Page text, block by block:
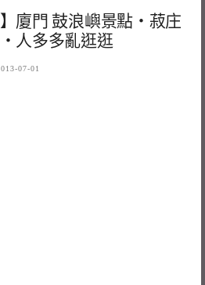
廈門 鼓浪嶼景點‧菽庄
人多多亂逛逛
07-01